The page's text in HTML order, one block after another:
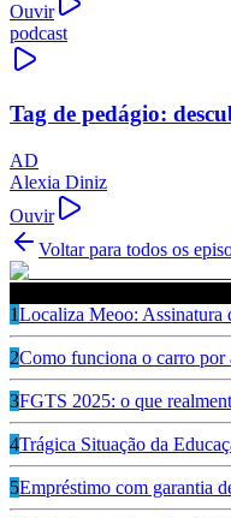
Ouvir
podcast
Tag de pedágio:
AD
Alexia Diniz
Ouvir
Voltar para todos os
1Localiza Meoo: Assinatura
2Como funciona o carro por
3FGTS 2025: o que
4Trágica Situação da
5Empréstimo com garantia